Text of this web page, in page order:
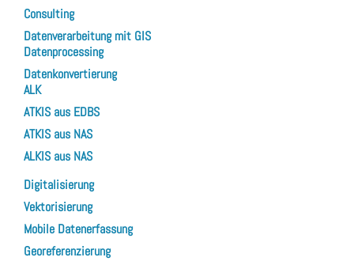
Consulting
Datenverarbeitung mit GIS
Datenprocessing
Datenkonvertierung
ALK
ATKIS aus EDBS
ATKIS aus NAS
ALKIS aus NAS
Digitalisierung
Vektorisierung
Mobile Datenerfassung
Georeferenzierung